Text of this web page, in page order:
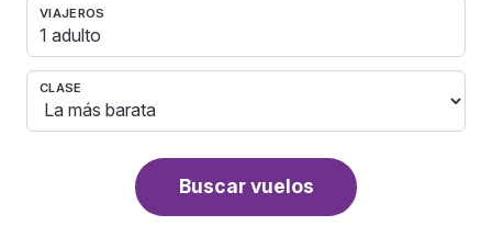
VIAJEROS
1 adulto
CLASE
Buscar vuelos